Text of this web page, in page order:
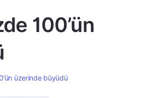
100’ün
üzerinde büyüdü